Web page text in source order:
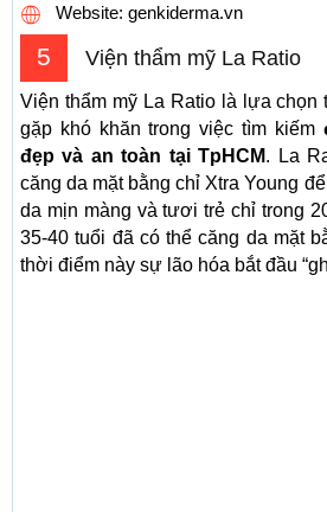
Website: genkiderma.vn
5 Viện thẩm mỹ La Ratio
Viện thẩm mỹ La Ratio là lựa chọn
gặp khó khăn trong việc tìm kiếm
đẹp và an toàn tại TpHCM. La
căng da mặt bằng chỉ Xtra Young
da mịn màng và tươi trẻ chỉ trong
35-40 tuổi đã có thể căng da mặt
thời điểm này sự lão hóa bắt đầu